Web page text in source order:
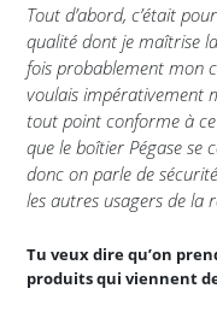
Tout d’abord, c’était
qualité dont je maîtrise
fois probablement mon
voulais impérativement
tout point conforme à
que le boîtier Pégase se
donc on parle de
les autres usagers de la
Tu veux dire qu’on
produits qui viennent